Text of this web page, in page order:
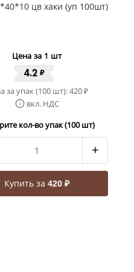
цв хаки (уп 100шт)
Цена за 1 шт
4.2 ₽
за упак (100 шт):420₽
вкл. НДС
кол-во упак (100 шт)
+
Купить за420 ₽